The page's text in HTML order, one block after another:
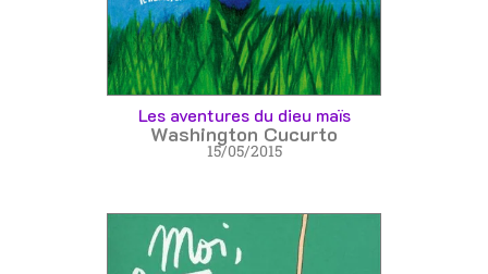
Les aventures du dieu maïs
Washington Cucurto
15/05/2015